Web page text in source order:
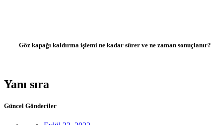
Göz kapağı kaldırma işlemi ne kadar sürer ve ne zaman sonuçlanır?
Yanı sıra
Güncel Gönderiler